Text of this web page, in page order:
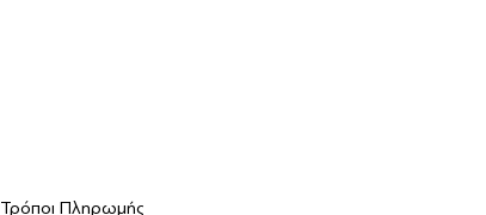
Τρόποι Πληρωμής